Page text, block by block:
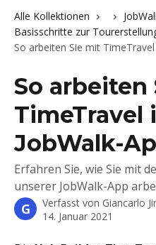
Alle Kollektionen
Basisschritte zur
So arbeiten Sie mit
So arbeiten
TimeTravel
JobWalk-
Erfahren Sie, wie Sie mit
unserer JobWalk-App
G Verfasst von Giancarlo
14. Januar 2021